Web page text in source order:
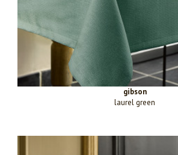
gibson
laurel green